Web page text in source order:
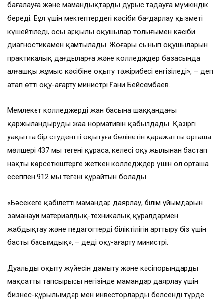
бағалауға және мамандықтарды дұрыс таңдауға мүмкіндік
береді. Бұл үшін мектептердегі кәсіби бағдарлау қызметі
күшейтіледі, осы арқылы оқушылар толығымен кәсіби
диагностикамен қамтылады. Жоғары сынып оқушыларын
практикалық дағдыларға және колледждер базасында
алғашқы жұмыс кәсібіне оқыту тәжірибесі енгізіледі», – деп
атап өтті оқу-ағарту министрі Ғани Бейсембаев.
Мемлекет колледжерді жан басына шаққандағы
қаржыландырудың жаңа нормативін қабылдады. Қазіргі
уақытта бір студентті оқытуға бөлінетін қаражаттың орташа
мөлшері 437 мың теңгені құраса, келесі оқу жылынан бастап
нақты көрсеткіштерге жеткен колледждер үшін ол орташа
есеппен 912 мың теңгені құрайтын болады.
«Бәсекеге қабілетті мамандар даярлау, білім ұйымдарын
заманауи материалдық-техникалық құралдармен
жабдықтау және педагогтердің біліктілігін арттыру біз үшін
басты басымдық», – деді оқу-ағарту министрі.
Дуальды оқыту жүйесін дамыту және кәсіпорындардың
мақсатты тапсырысы негізінде мамандар даярлау үшін
бизнес-құрылымдар мен инвесторларды белсенді түрде